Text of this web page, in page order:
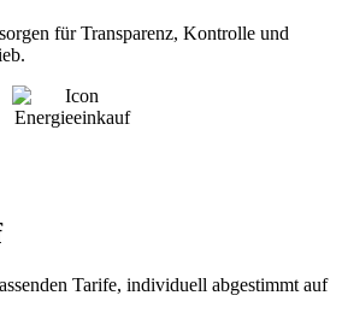
für Transparenz, Kontrolle und
Tarife, individuell abgestimmt auf